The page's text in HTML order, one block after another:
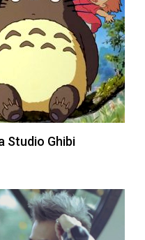
Studio Ghibi